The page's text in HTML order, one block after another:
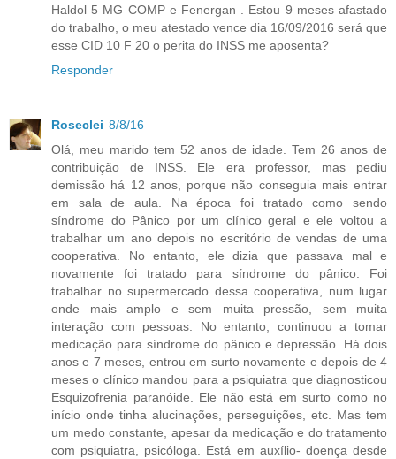
Haldol 5 MG COMP e Fenergan . Estou 9 meses afastado
do trabalho, o meu atestado vence dia 16/09/2016 será que
esse CID 10 F 20 o perita do INSS me aposenta?
Responder
Roseclei 8/8/16
Olá, meu marido tem 52 anos de idade. Tem 26 anos de
contribuição de INSS. Ele era professor, mas pediu
demissão há 12 anos, porque não conseguia mais entrar
em sala de aula. Na época foi tratado como sendo
síndrome do Pânico por um clínico geral e ele voltou a
trabalhar um ano depois no escritório de vendas de uma
cooperativa. No entanto, ele dizia que passava mal e
novamente foi tratado para síndrome do pânico. Foi
trabalhar no supermercado dessa cooperativa, num lugar
onde mais amplo e sem muita pressão, sem muita
interação com pessoas. No entanto, continuou a tomar
medicação para síndrome do pânico e depressão. Há dois
anos e 7 meses, entrou em surto novamente e depois de 4
meses o clínico mandou para a psiquiatra que diagnosticou
Esquizofrenia paranóide. Ele não está em surto como no
início onde tinha alucinações, perseguições, etc. Mas tem
um medo constante, apesar da medicação e do tratamento
com psiquiatra, psicóloga. Está em auxílio- doença desde